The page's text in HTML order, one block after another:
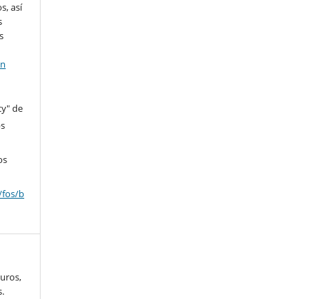
así
de
fos/b